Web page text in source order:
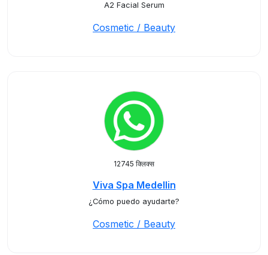
A2 Facial Serum
Cosmetic / Beauty
12745 क्लिक्स
Viva Spa Medellin
¿Cómo puedo ayudarte?
Cosmetic / Beauty